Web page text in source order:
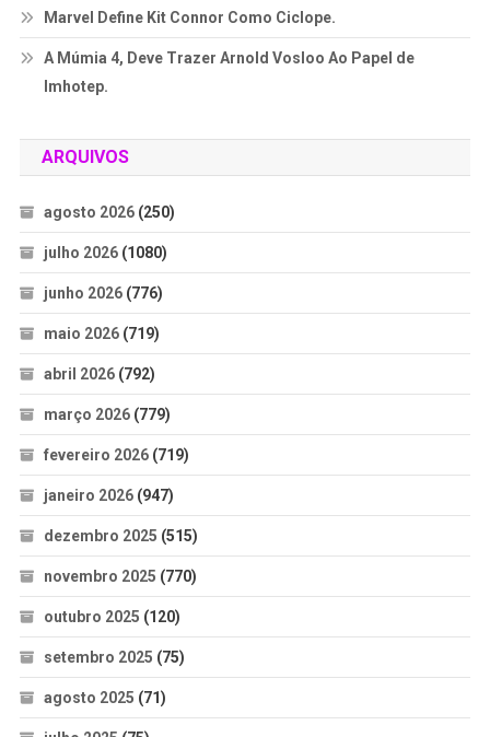
Marvel Define Kit Connor Como Ciclope.
A Múmia 4, Deve Trazer Arnold Vosloo Ao Papel de
Imhotep.
ARQUIVOS
agosto 2026(250)
julho 2026(1080)
junho 2026(776)
maio 2026(719)
abril 2026(792)
março 2026(779)
fevereiro 2026(719)
janeiro 2026(947)
dezembro 2025 (515)
novembro 2025 (770)
outubro 2025 (120)
setembro 2025 (75)
agosto 2025 (71)